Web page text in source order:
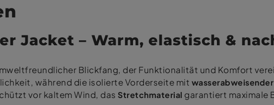
Jacket – Warm, elastisch &
Blickfang, der Funktionalität und Komfort
während die isolierte Vorderseite mit
vor kaltem Wind, das Stretchmaterial garantiert maximale